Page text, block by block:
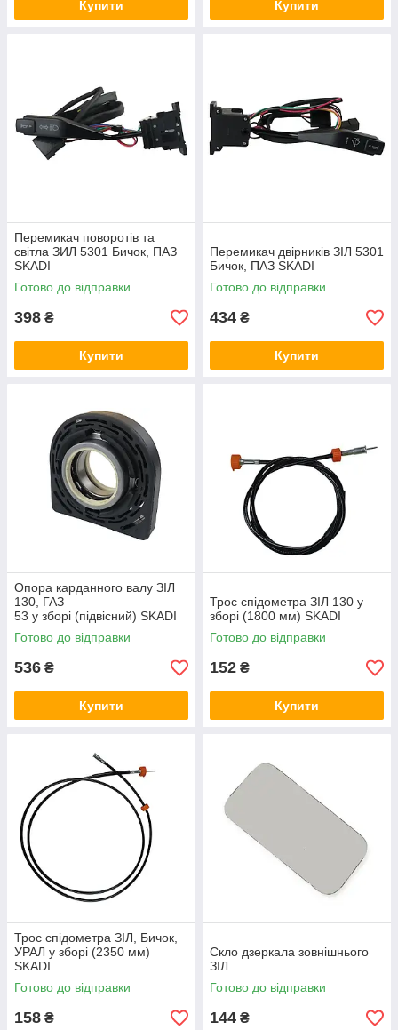
Купити Купити
Перемикач поворотів та
світла ЗИЛ 5301 Бичок, ПАЗ
SKADI
Готово до відправки
398 ₴
Купити
Перемикач двірників ЗІЛ 5301
Бичок, ПАЗ SKADI
Готово до відправки
434 ₴
Купити
Опора карданного валу ЗІЛ
130, ГАЗ
53 у зборі (підвісний) SKADI
Готово до відправки
536 ₴
Купити
Трос спідометра ЗІЛ 130 у
зборі (1800 мм) SKADI
Готово до відправки
152 ₴
Купити
Трос спідометра ЗІЛ, Бичок,
УРАЛ у зборі (2350 мм)
SKADI
Готово до відправки
158 ₴
Скло дзеркала зовнішнього
ЗІЛ
Готово до відправки
144 ₴